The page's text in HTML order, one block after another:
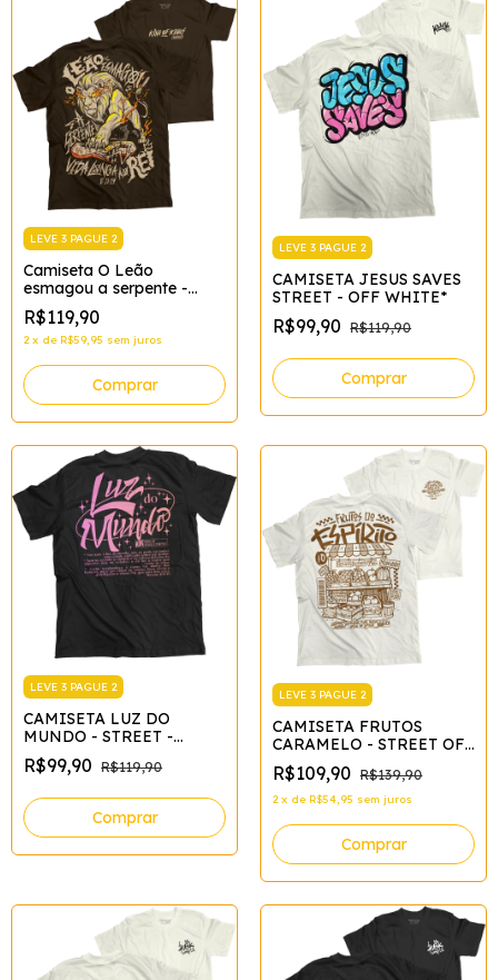
LEVE 3 PAGUE 2
Camiseta O Leão
esmagou a serpente -
STREET
R$119,90
2 x de R$59,95 sem juros
Comprar
LEVE 3 PAGUE 2
CAMISETA JESUS SAVES
STREET - OFF WHITE*
R$99,90 R$119,90
Comprar
LEVE 3 PAGUE 2
CAMISETA LUZ DO
MUNDO - STREET -
PRETO*
R$99,90 R$119,90
Comprar
LEVE 3 PAGUE 2
CAMISETA FRUTOS
CARAMELO - STREET OFF
WHITE*
R$109,90 R$139,90
2 x de R$54,95 sem juros
Comprar